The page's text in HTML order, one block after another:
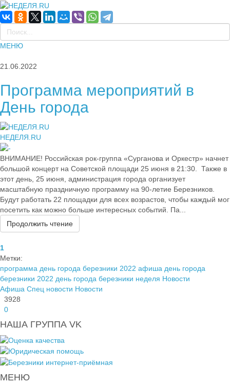
МЕНЮ
21.06.2022
Программа мероприятий в
День города
НЕДЕЛЯ.RU
ВНИМАНИЕ! Российская рок-группа «Сурганова и Оркестр» начнет
большой концерт на Советской площади 25 июня в 21:30. Также в
этот день, 25 июня, администрация города организует
масштабную праздничную программу на 90-летие Березников.
Будут работать 22 площадки для всех возрастов, чтобы каждый мог
посетить как можно больше интересных событий. Па...
Продолжить чтение
1
Метки:
программа день города березники 2022 афиша день города
березники 2022 день города березники неделя Новости
Афиша Спец новости Новости
3928
0
НАША ГРУППА VK
МЕНЮ